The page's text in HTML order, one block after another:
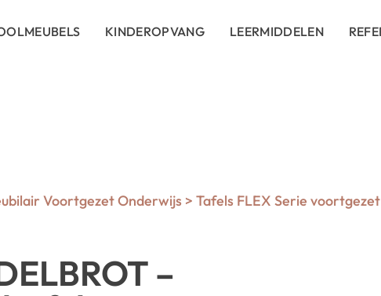
KINDEROPVANG LEERMIDDELEN
Voortgezet Onderwijs > Tafels FLEX Serie
–